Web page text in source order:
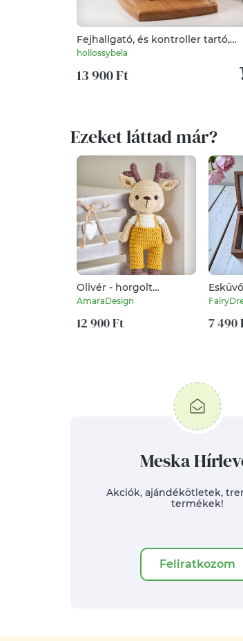
Fejhallgató, és kontroller tartó,
asztali rendező
hollossybela
13 900 Ft
Ezeket láttad már?
Olivér - horgolt
öltöztethető szarvas
AmaraDesign
12 900 Ft
doboz,
sötét
7 490
Meska
Akciók, ajándékötletek,
termékek!
Feliratkozom